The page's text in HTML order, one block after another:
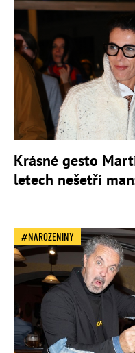
Krásné gesto
letech nešetří
NAROZENINY